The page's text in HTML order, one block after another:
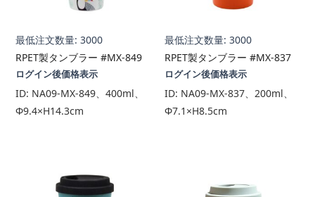
最低注文数量: 3000
RPET製タンブラー #MX-849
ログイン後価格表示
ID: NA09-MX-849、400ml、
Φ9.4×H14.3cm
最低注文数量: 3000
RPET製タンブラー #MX-837
ログイン後価格表示
ID: NA09-MX-837、200ml、
Φ7.1×H8.5cm